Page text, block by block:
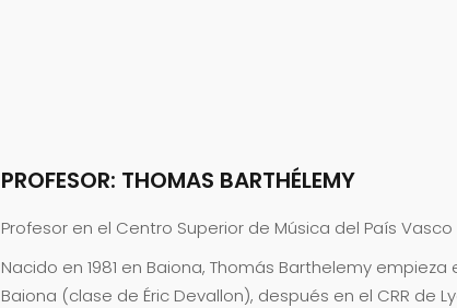
PROFESOR: THOMAS BARTHÉLEMY
Profesor en el Centro Superior de Música del País
Nacido en 1981 en Baiona, Thomás Barthelemy
Baiona (clase de Éric Devallon), después en el CRR de